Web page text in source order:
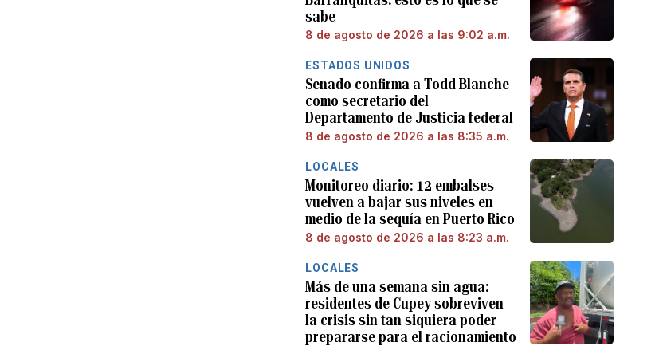
sabe
8 de agosto de 2026 a las 9:02 a.m.
ESTADOS UNIDOS
Senado confirma a Todd Blanche
como secretario del
Departamento de Justicia federal
8 de agosto de 2026 a las 8:35 a.m.
LOCALES
Monitoreo diario: 12 embalses
vuelven a bajar sus niveles en
medio de la sequía en Puerto Rico
8 de agosto de 2026 a las 8:23 a.m.
LOCALES
Más de una semana sin agua:
residentes de Cupey sobreviven
la crisis sin tan siquiera poder
prepararse para el racionamiento